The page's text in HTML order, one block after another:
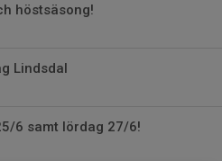
höstsäsong!
Lindsdal
6 samt lördag 27/6!